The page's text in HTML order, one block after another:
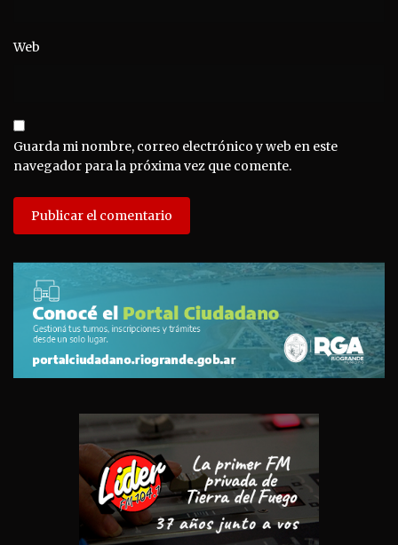
Web
Guarda mi nombre, correo electrónico y web en este
navegador para la próxima vez que comente.